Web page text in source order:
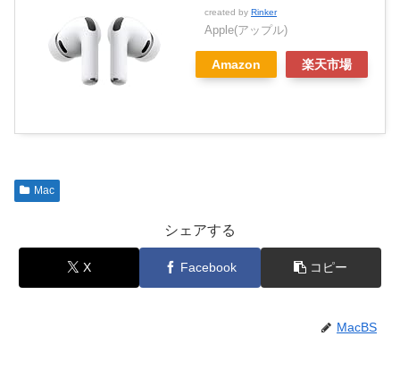
created by Rinker
Apple(アップル)
Amazon 楽天市場
Mac
シェアする
X Facebook コピー
MacBS